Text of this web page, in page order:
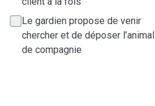
Le gardien propose de venir
chercher et de déposer l’animal
de compagnie